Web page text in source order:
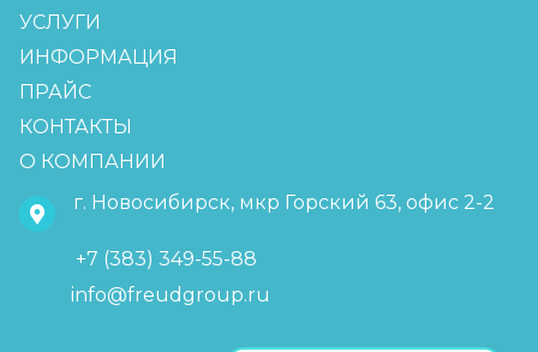
УСЛУГИ
ИНФОРМАЦИЯ
ПРАЙС
КОНТАКТЫ
О КОМПАНИИ
г. Новосибирск, мкр Горский 63, офис 2-2
+7 (383) 349-55-88
info@freudgroup.ru